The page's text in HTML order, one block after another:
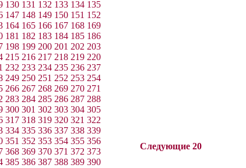
130 131 132 133 134 135
147 148 149 150 151 152
164 165 166 167 168 169
181 182 183 184 185 186
198 199 200 201 202 203
215 216 217 218 219 220
232 233 234 235 236 237
249 250 251 252 253 254
266 267 268 269 270 271
283 284 285 286 287 288
300 301 302 303 304 305
317 318 319 320 321 322
334 335 336 337 338 339
351 352 353 354 355 356
368 369 370 371 372 373
385 386 387 388 389 390
Следующие 20